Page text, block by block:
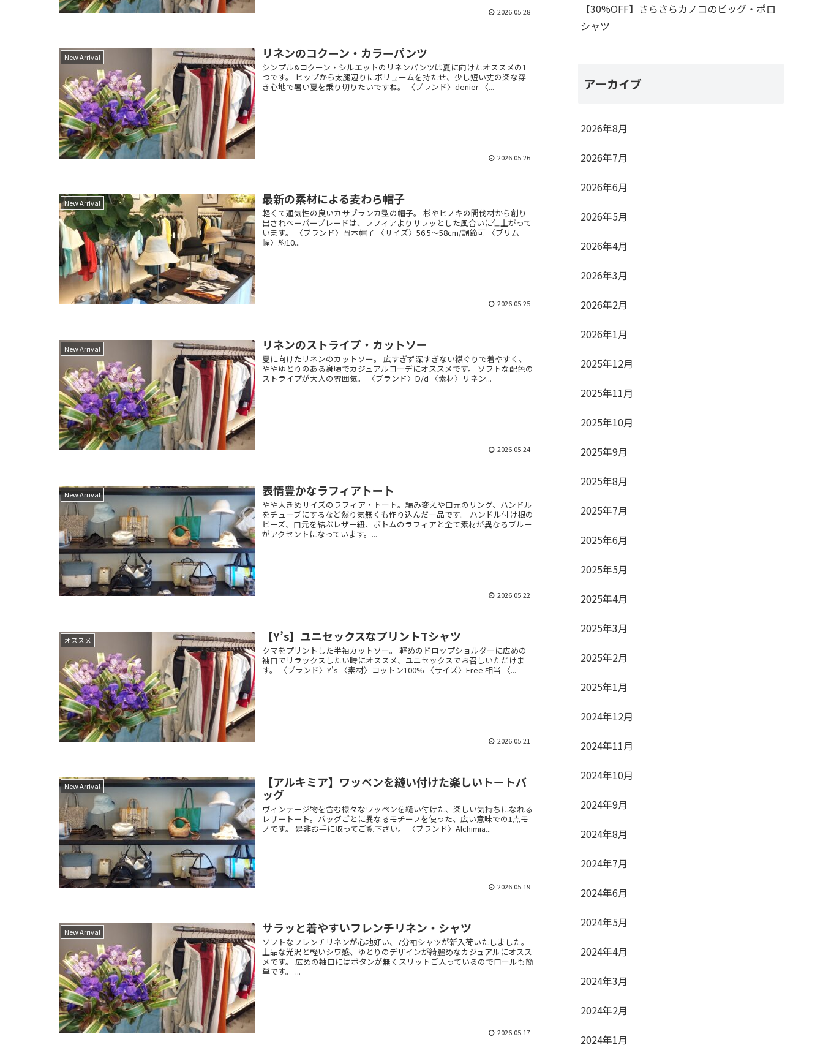
2026.05.28
New Arrival リネンのコクーン・カラーパンツ
シンプル&コクーン・シルエットのリネンパンツは夏に向けたオススメの1
つです。 ヒップから太腿辺りにボリュームを持たせ、少し短い丈の楽な穿
き心地で暑い夏を乗り切りたいですね。 〈ブランド〉denier 〈...
2026.05.26
New Arrival 最新の素材による麦わら帽子
軽くて通気性の良いカサブランカ型の帽子。 杉やヒノキの間伐材から創り
出されペーパーブレードは、ラフィアよりサラッとした風合いに仕上がって
います。 〈ブランド〉岡本帽子 〈サイズ〉56.5～58cm/調節可 〈ブリム
幅〉約10...
2026.05.25
New Arrival リネンのストライプ・カットソー
夏に向けたリネンのカットソー。 広すぎず深すぎない襟ぐりで着やすく、
ややゆとりのある身頃でカジュアルコーデにオススメです。 ソフトな配色の
ストライプが大人の雰囲気。 〈ブランド〉D/d 〈素材〉リネン...
2026.05.24
New Arrival 表情豊かなラフィアトート
やや大きめサイズのラフィア・トート。編み変えや口元のリング、ハンドル
をチューブにするなど然り気無くも作り込んだ一品です。 ハンドル付け根の
ビーズ、口元を結ぶレザー紐、ボトムのラフィアと全て素材が異なるブルー
がアクセントになっています。...
2026.05.22
オススメ 【Y’s】ユニセックスなプリントTシャツ
クマをプリントした半袖カットソー。 軽めのドロップショルダーに広めの
袖口でリラックスしたい時にオススメ、ユニセックスでお召しいただけま
す。 〈ブランド〉Y's 〈素材〉コットン100% 〈サイズ〉Free 相当 〈...
2026.05.21
New Arrival
【アルキミア】ワッペンを縫い付けた楽しいトートバ
ッグ
ヴィンテージ物を含む様々なワッペンを縫い付けた、楽しい気持ちになれる
レザートート。バッグごとに異なるモチーフを使った、広い意味での1点モ
ノです。 是非お手に取ってご覧下さい。 〈ブランド〉Alchimia...
2026.05.19
New Arrival サラッと着やすいフレンチリネン・シャツ
ソフトなフレンチリネンが心地好い、7分袖シャツが新入荷いたしました。
上品な光沢と軽いシワ感、ゆとりのデザインが綺麗めなカジュアルにオスス
メです。 広めの袖口にはボタンが無くスリットご入っているのでロールも簡
単です。 ...
2026.05.17
【30%OFF】さらさらカノコのビッグ・ポロ
シャツ
アーカイブ
2026年8月
2026年7月
2026年6月
2026年5月
2026年4月
2026年3月
2026年2月
2026年1月
2025年12月
2025年11月
2025年10月
2025年9月
2025年8月
2025年7月
2025年6月
2025年5月
2025年4月
2025年3月
2025年2月
2025年1月
2024年12月
2024年11月
2024年10月
2024年9月
2024年8月
2024年7月
2024年6月
2024年5月
2024年4月
2024年3月
2024年2月
2024年1月